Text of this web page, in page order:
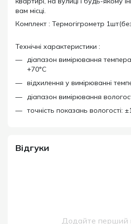
вам місці.
Комплект : Термогігрометр
Технічні характеристики :
діапазон вимірювання
+70°C
відхилення у вимірюванні
діапазон вимірювання
точність показань вологості:
Відгуки
Додайте перший